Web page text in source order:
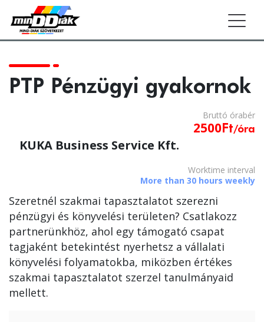
PTP Pénzügyi gyakornok
Bruttó órabér
2500 Ft/óra
KUKA Business Service Kft.
Worktime interval
More than 30 hours weekly
Szeretnél szakmai tapasztalatot szerezni
pénzügyi és könyvelési területen? Csatlakozz
partnerünkhöz, ahol egy támogató csapat
tagjaként betekintést nyerhetsz a vállalati
könyvelési folyamatokba, miközben értékes
szakmai tapasztalatot szerzel tanulmányaid
mellett.